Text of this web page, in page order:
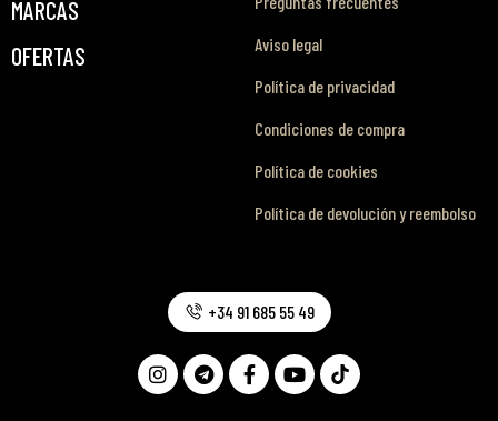
MARCAS
OFERTAS
Aviso legal
Política de privacidad
Condiciones de compra
Política de cookies
Política de devolución y reembolso
+34 91 685 55 49